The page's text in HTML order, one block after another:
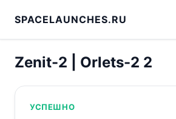
SPACELAUNCHES.RU
Zenit-2 | Orlets-2 2
УСПЕШНО